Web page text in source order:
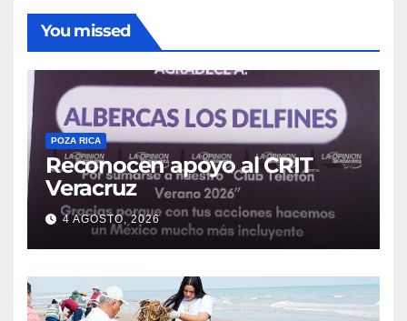
You missed
POZA RICA
Reconocen apoyo al CRIT
Veracruz
4 AGOSTO, 2026